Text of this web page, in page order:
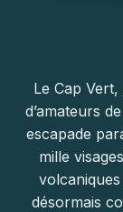
Le Cap
d’amateurs
escapade
mille
désormais